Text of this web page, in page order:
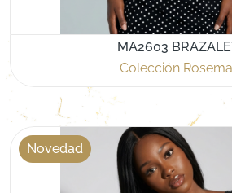
MA2603
Colección
Novedad